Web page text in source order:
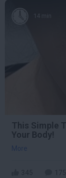
14 min
This Simple
Your Body!
More